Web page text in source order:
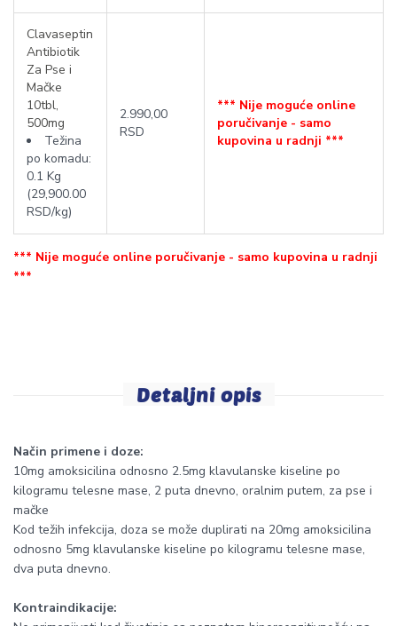
Clavaseptin
Antibiotik
Za Pse i
Mačke
10tbl,
500mg
Težina
po komadu:
0.1 Kg
(29,900.00
RSD/kg)
2.990,00
RSD
*** Nije moguće online
poručivanje - samo
kupovina u radnji ***
*** Nije moguće online poručivanje - samo kupovina u radnji
***
Detaljni opis
Način primene i doze:
10mg amoksicilina odnosno 2.5mg klavulanske kiseline po
kilogramu telesne mase, 2 puta dnevno, oralnim putem, za pse i
mačke
Kod težih infekcija, doza se može duplirati na 20mg amoksicilina
odnosno 5mg klavulanske kiseline po kilogramu telesne mase,
dva puta dnevno.
Kontraindikacije: